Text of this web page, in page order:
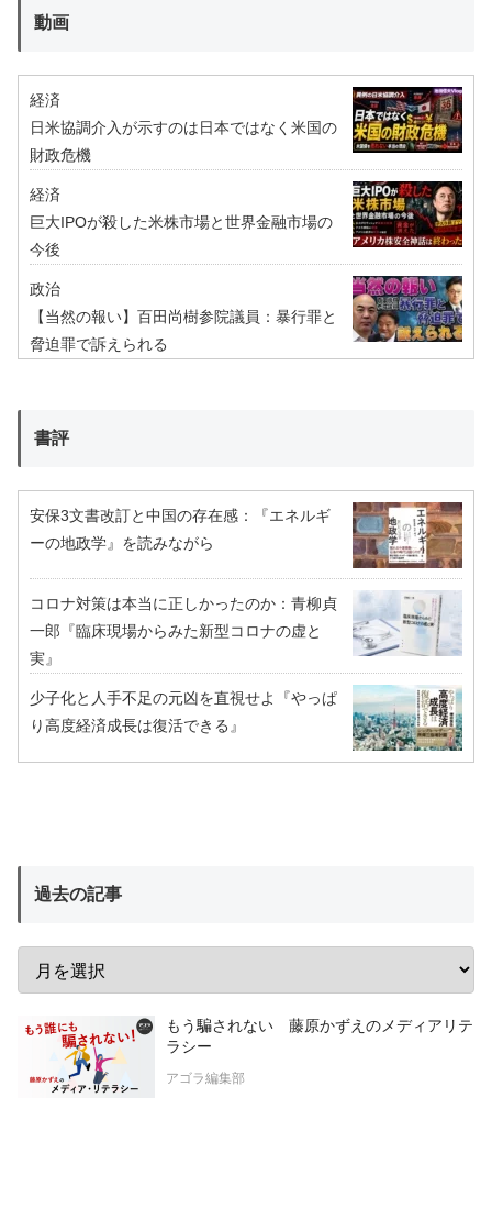
動画
経済
日米協調介入が示すのは日本ではなく米国の
財政危機
経済
巨大IPOが殺した米株市場と世界金融市場の
今後
政治
【当然の報い】百田尚樹参院議員：暴行罪と
脅迫罪で訴えられる
書評
安保3文書改訂と中国の存在感：『エネルギ
ーの地政学』を読みながら
コロナ対策は本当に正しかったのか：青柳貞
一郎『臨床現場からみた新型コロナの虚と
実』
少子化と人手不足の元凶を直視せよ『やっぱ
り高度経済成長は復活できる』
過去の記事
もう騙されない 藤原かずえのメディアリテ
ラシー
アゴラ編集部